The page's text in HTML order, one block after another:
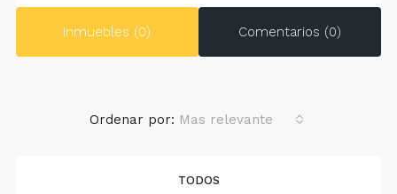
Inmuebles (0) Comentarios (0)
TODOS
Ordenar por: Mas relevante